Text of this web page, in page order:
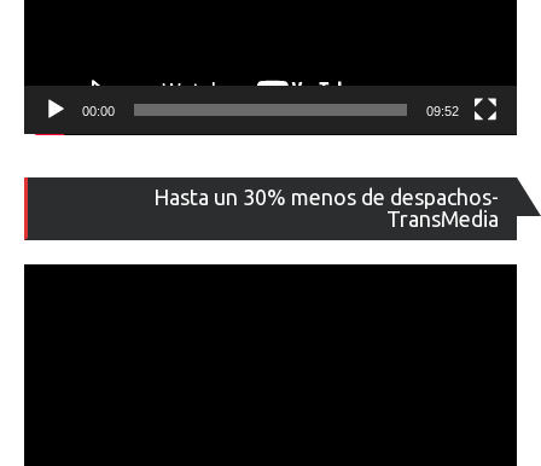
00:00 09:52
Hasta un 30% menos de despachos-
TransMedia
de